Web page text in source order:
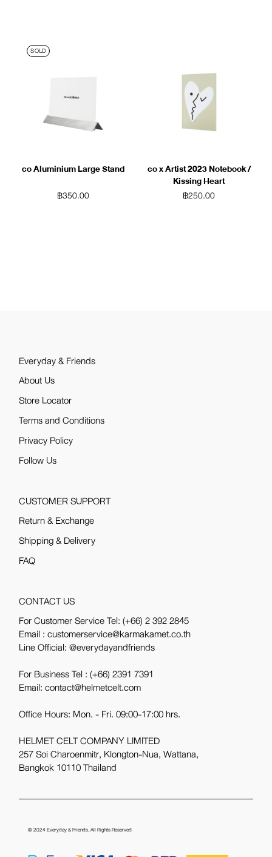
SOLD
co Aluminium Large Stand
฿350.00
co x Artist 2023 Notebook /
Kissing Heart
฿250.00
Everyday & Friends
About Us
Store Locator
Terms and Conditions
Privacy Policy
Follow Us
CUSTOMER SUPPORT
Return & Exchange
Shipping & Delivery
FAQ
CONTACT US
For Customer Service Tel:(+66) 2 392 2845
Email : customerservice@karmakamet.co.th
Line Official:@everydayandfriends
For Business Tel :(+66) 2391 7391
Email: contact@helmetcelt.com
Office Hours: Mon. - Fri. 09:00-17:00 hrs.
HELMET CELT COMPANY LIMITED
257 Soi Charoenmitr, Klongton-Nua, Wattana,
Bangkok 10110 Thailand
© 2024Everyday & Friends, All Rights Reserved